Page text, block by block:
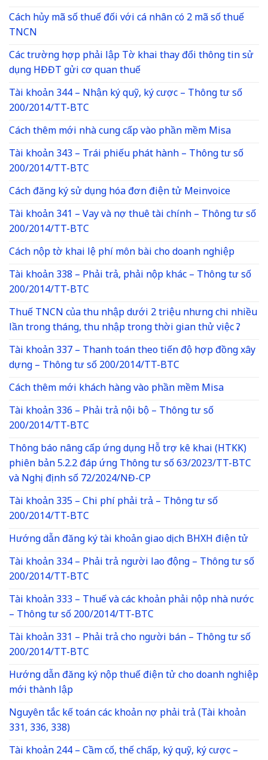
Cách hủy mã số thuế đối với cá nhân có 2 mã số thuế
TNCN
Các trường hợp phải lập Tờ khai thay đổi thông tin sử
dụng HĐĐT gửi cơ quan thuế
Tài khoản 344 – Nhận ký quỹ, ký cược – Thông tư số
200/2014/TT-BTC
Cách thêm mới nhà cung cấp vào phần mềm Misa
Tài khoản 343 – Trái phiếu phát hành – Thông tư số
200/2014/TT-BTC
Cách đăng ký sử dụng hóa đơn điện tử Meinvoice
Tài khoản 341 – Vay và nợ thuê tài chính – Thông tư số
200/2014/TT-BTC
Cách nộp tờ khai lệ phí môn bài cho doanh nghiệp
Tài khoản 338 – Phải trả, phải nộp khác – Thông tư số
200/2014/TT-BTC
Thuế TNCN của thu nhập dưới 2 triệu nhưng chi nhiều
lần trong tháng, thu nhập trong thời gian thử việc ?
Tài khoản 337 – Thanh toán theo tiến độ hợp đồng xây
dựng – Thông tư số 200/2014/TT-BTC
Cách thêm mới khách hàng vào phần mềm Misa
Tài khoản 336 – Phải trả nội bộ – Thông tư số
200/2014/TT-BTC
Thông báo nâng cấp ứng dụng Hỗ trợ kê khai (HTKK)
phiên bản 5.2.2 đáp ứng Thông tư số 63/2023/TT-BTC
và Nghị định số 72/2024/NĐ-CP
Tài khoản 335 – Chi phí phải trả – Thông tư số
200/2014/TT-BTC
Hướng dẫn đăng ký tài khoản giao dịch BHXH điện tử
Tài khoản 334 – Phải trả người lao động – Thông tư số
200/2014/TT-BTC
Tài khoản 333 – Thuế và các khoản phải nộp nhà nước
– Thông tư số 200/2014/TT-BTC
Tài khoản 331 – Phải trả cho người bán – Thông tư số
200/2014/TT-BTC
Hướng dẫn đăng ký nộp thuế điện tử cho doanh nghiệp
mới thành lập
Nguyên tắc kế toán các khoản nợ phải trả (Tài khoản
331, 336, 338)
Tài khoản 244 – Cầm cố, thế chấp, ký quỹ, ký cược –